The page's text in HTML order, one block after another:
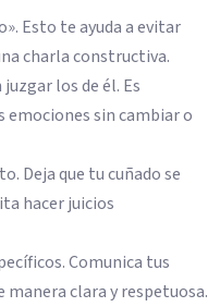
Esto te ayuda a evitar
charla constructiva.
los de él. Es
sin cambiar o
Deja que tu cuñado se
hacer juicios
Comunica tus
manera clara y respetuosa.